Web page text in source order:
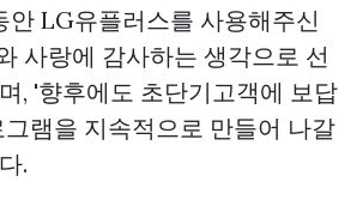
안 LG유플러스를 사용해주신
사랑에 감사하는 생각으로 선
, '향후에도 초단기고객에 보답
램을 지속적으로 만들어 나갈
.